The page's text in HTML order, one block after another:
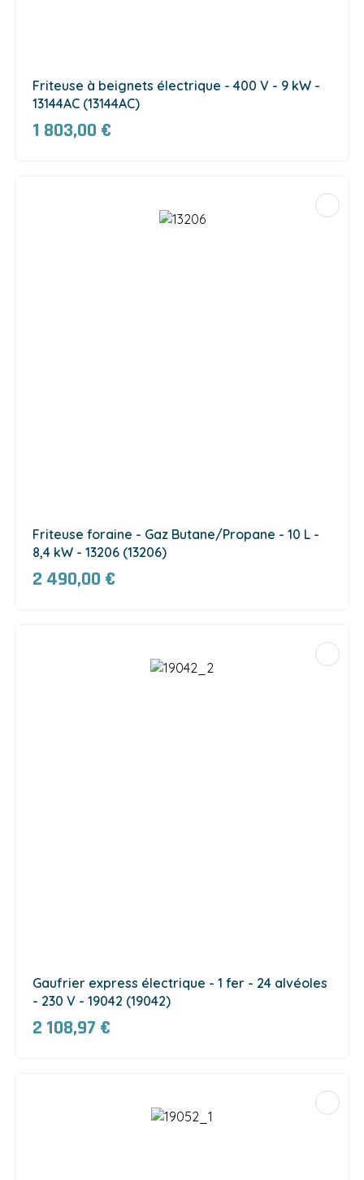
Friteuse à beignets électrique - 400 V - 9 kW -
13144AC (13144AC)
1 803,00 €
Friteuse foraine - Gaz Butane/Propane - 10 L -
8,4 kW - 13206 (13206)
2 490,00 €
Gaufrier express électrique - 1 fer - 24 alvéoles
- 230 V - 19042 (19042)
2 108,97 €